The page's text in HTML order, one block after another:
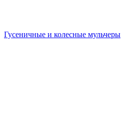
Гусеничные и колесные мульчеры